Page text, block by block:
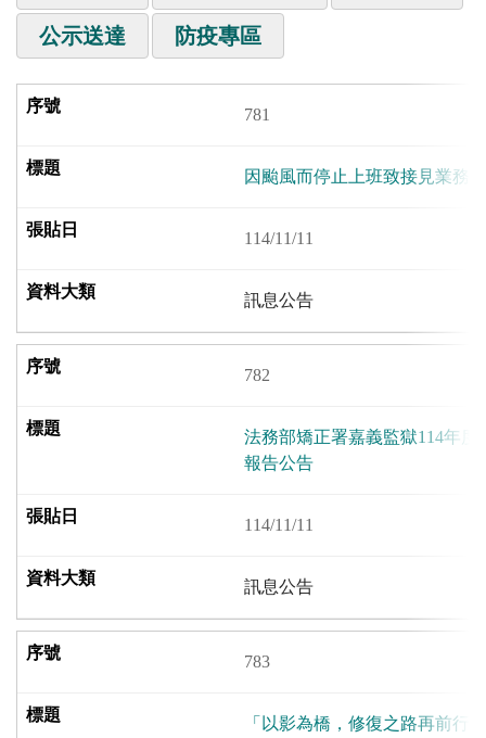
公示送達 防疫專區
781
因颱風而停止上班致接見業務
114/11/11
訊息公告
782
法務部矯正署嘉義監獄114年
報告公告
114/11/11
訊息公告
783
「以影為橋，修復之路再前行